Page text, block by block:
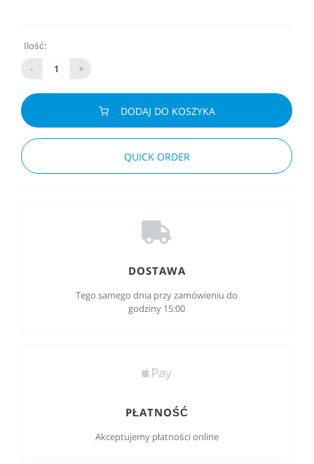
Ilość:
-
+
DODAJ DO KOSZYKA
QUICK ORDER
DOSTAWA
Tego samego dnia przy zamówieniu do
godziny 15:00
PŁATNOŚĆ
Akceptujemy płatności online